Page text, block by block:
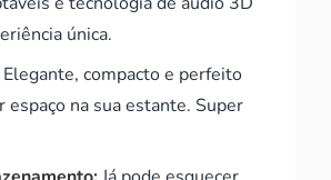
única.
Elegante, compacto e perfeito
espaço na sua estante. Super